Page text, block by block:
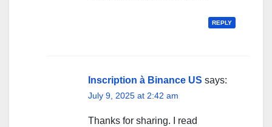
REPLY
Inscription à Binance US says:
July 9, 2025 at 2:42 am
Thanks for sharing. I read